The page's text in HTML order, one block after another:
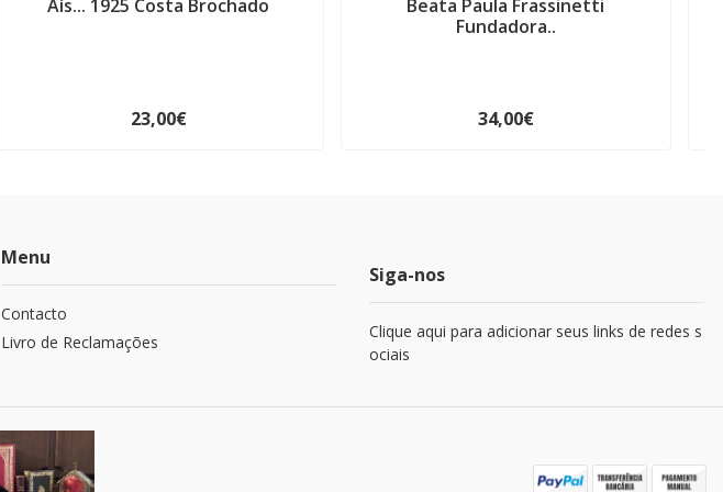
Aís... 1925 Costa Brochado
23,00€
Beata Paula Frassinetti
Fundadora..
34,00€
Menu
Contacto
Livro de Reclamações
Siga-nos
Clique aqui para adicionar seus links de redes s
ociais